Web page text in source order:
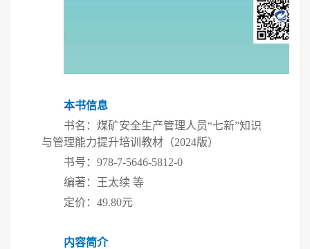
本书信息
书名：煤矿安全生产管理人员“七新”知识
与管理能力提升培训教材（2024版）
书号： 978-7-5646-5812-0
编著：王太续 等
定价： 49.80元
内容简介